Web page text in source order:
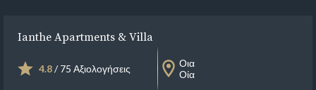
Ianthe Apartments & Villa
4.8/ 75 Αξιολογήσεις
Οια
Οία